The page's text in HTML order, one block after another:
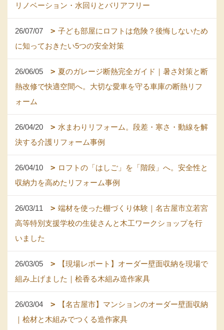
リノベーション・水回りとバリアフリー
26/07/07
子ども部屋にロフトは危険？後悔しないため
に知っておきたい5つの安全対策
26/06/05
夏のガレージ断熱完全ガイド｜暑さ対策と断
熱改修で快適空間へ。大切な愛車を守る車庫の断熱リフ
ォーム
26/04/20
水まわりリフォーム。段差・寒さ・動線を解
決する介護リフォーム事例
26/04/10
ロフトの「はしご」を「階段」へ。安全性と
収納力を高めたリフォーム事例
26/03/11
端材を使った棚づくり体験｜名古屋市立若宮
高等特別支援学校の生徒さんと木工ワークショップを行
いました
26/03/05
【現場レポート】オーダー壁面収納を現場で
組み上げました｜桧香る木組み造作家具
26/03/04
【名古屋市】マンションのオーダー壁面収納
｜桧材と木組みでつくる造作家具